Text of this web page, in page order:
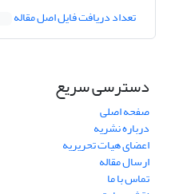
تعداد دریافت فایل اصل مقاله
دسترسی سریع
صفحه اصلی
درباره نشریه
اعضای هیات تحریریه
ارسال مقاله
تماس با ما